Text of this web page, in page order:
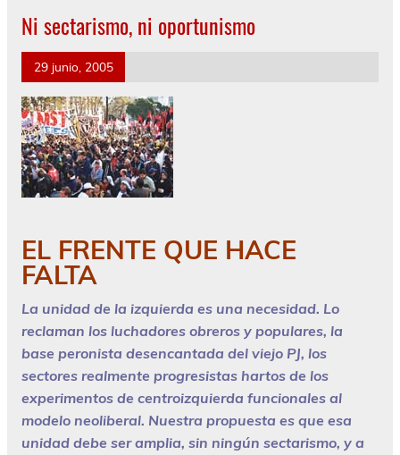
Ni sectarismo, ni oportunismo
29 junio, 2005
EL FRENTE QUE HACE
FALTA
La unidad de la izquierda es una necesidad. Lo
reclaman los luchadores obreros y populares, la
base peronista desencantada del viejo PJ, los
sectores realmente progresistas hartos de los
experimentos de centroizquierda funcionales al
modelo neoliberal. Nuestra propuesta es que esa
unidad debe ser amplia, sin ningún sectarismo, y a